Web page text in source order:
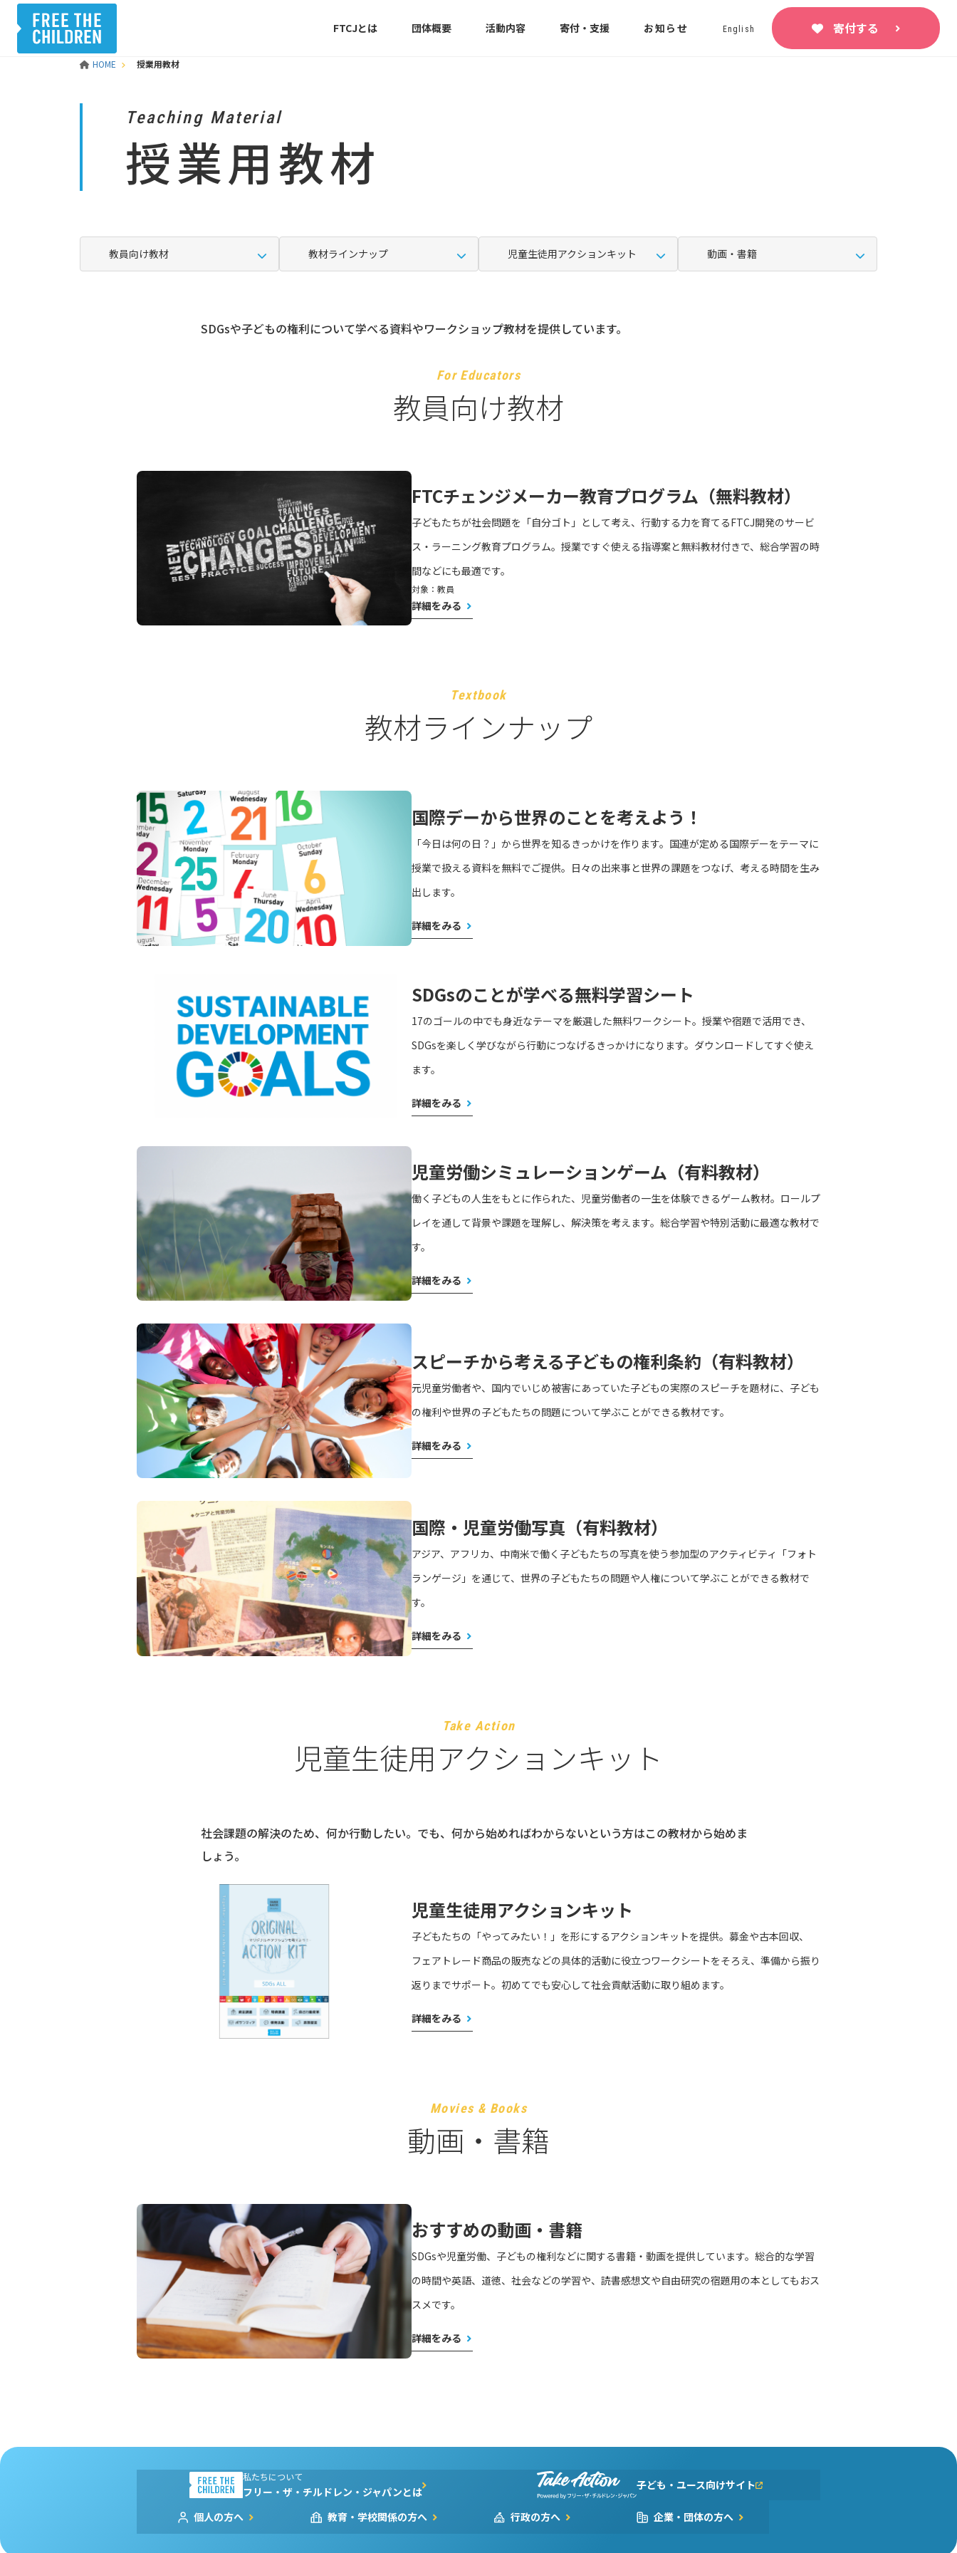
FTCJとは 団体概要 活動内容 寄付・支援 お知らせ English 寄付する
HOME 授業用教材
Teaching Material
授業用教材
教員向け教材 教材ラインナップ 児童生徒用アクションキット 動画・書籍
SDGsや子どもの権利について学べる資料やワークショップ教材を提供しています。
For Educators
教員向け教材
FTCチェンジメーカー教育プログラム（無料教材）
子どもたちが社会問題を「自分ゴト」として考え、行動する力を育てるFTCJ開発のサービ
ス・ラーニング教育プログラム。授業ですぐ使える指導案と無料教材付きで、総合学習の時
間などにも最適です。
対象：教員
詳細をみる
Textbook
教材ラインナップ
国際デーから世界のことを考えよう！
「今日は何の日？」から世界を知るきっかけを作ります。国連が定める国際デーをテーマに
授業で扱える資料を無料でご提供。日々の出来事と世界の課題をつなげ、考える時間を生み
出します。
詳細をみる
SDGsのことが学べる無料学習シート
17のゴールの中でも身近なテーマを厳選した無料ワークシート。授業や宿題で活用でき、
SDGsを楽しく学びながら行動につなげるきっかけになります。ダウンロードしてすぐ使え
ます。
詳細をみる
児童労働シミュレーションゲーム（有料教材）
働く子どもの人生をもとに作られた、児童労働者の一生を体験できるゲーム教材。ロールプ
レイを通して背景や課題を理解し、解決策を考えます。総合学習や特別活動に最適な教材で
す。
詳細をみる
スピーチから考える子どもの権利条約（有料教材）
元児童労働者や、国内でいじめ被害にあっていた子どもの実際のスピーチを題材に、子ども
の権利や世界の子どもたちの問題について学ぶことができる教材です。
詳細をみる
国際・児童労働写真（有料教材）
アジア、アフリカ、中南米で働く子どもたちの写真を使う参加型のアクティビティ「フォト
ランゲージ」を通じて、世界の子どもたちの問題や人権について学ぶことができる教材で
す。
詳細をみる
Take Action
児童生徒用アクションキット
社会課題の解決のため、何か行動したい。でも、何から始めればわからないという方はこの教材から始めま
しょう。
児童生徒用アクションキット
子どもたちの「やってみたい！」を形にするアクションキットを提供。募金や古本回収、
フェアトレード商品の販売などの具体的活動に役立つワークシートをそろえ、準備から振り
返りまでサポート。初めてでも安心して社会貢献活動に取り組めます。
詳細をみる
Movies & Books
動画・書籍
おすすめの動画・書籍
SDGsや児童労働、子どもの権利などに関する書籍・動画を提供しています。総合的な学習
の時間や英語、道徳、社会などの学習や、読書感想文や自由研究の宿題用の本としてもおス
スメです。
詳細をみる
私たちについて
フリー・ザ・チルドレン・ジャパンとは 子ども・ユース向けサイト
個人の方へ 教育・学校関係の方へ 行政の方へ 企業・団体の方へ